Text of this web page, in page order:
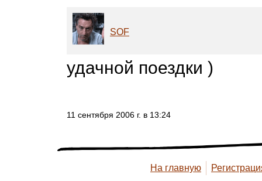
SOF
удачной поездки )
11 сентября 2006 г. в 13:24
На главную